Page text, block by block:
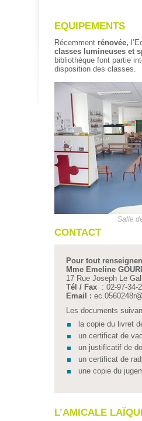
EQUIPEMENTS
Récemment rénovée,
classes lumineuses et
bibliothèque font partie
disposition des classes.
Salle
CONTACT
Pour tout
Mme Emeline
17 Rue Joseph Le
Tél / Fax : 02-97-34-
Email : ec.0560248r@
Les documents
la copie du livret
un certificat de
un justificatif de
un certificat de
une copie du
L’AMICALE